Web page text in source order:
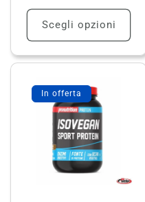
listino
Scegli opzioni
In offerta